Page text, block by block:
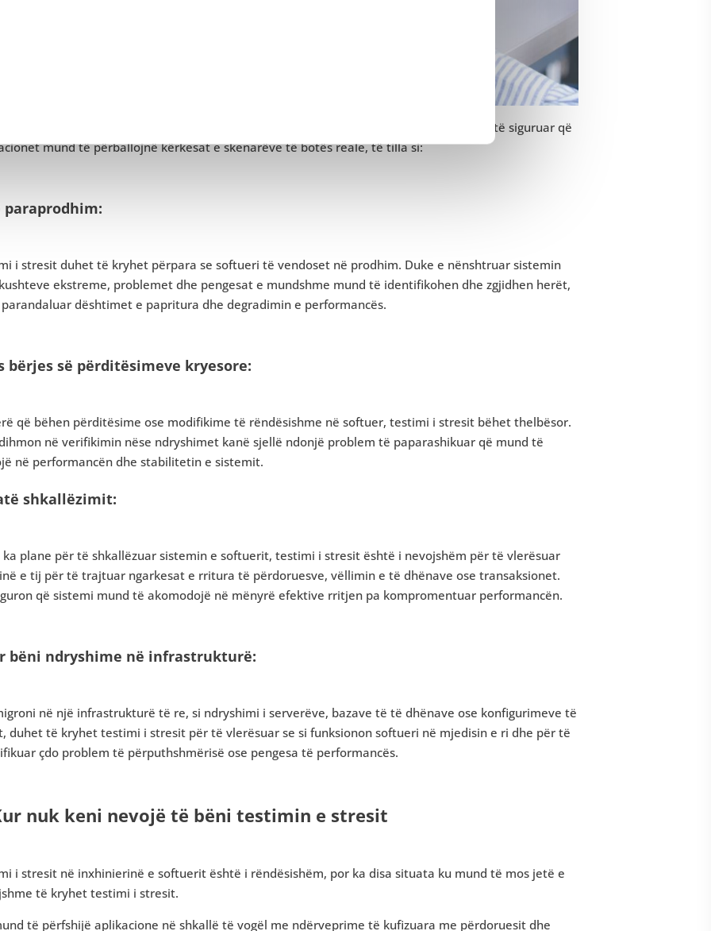
i stresit duhet të kryhet në faza specifike të ciklit jetësor të zhvillimit të softuerit për të siguruar që
mund të përballojnë kërkesat e skenarëve të botës reale, të tilla si:
paraprodhim:
i stresit duhet të kryhet përpara se softueri të vendoset në prodhim. Duke e nënshtruar sistemin
ekstreme, problemet dhe pengesat e mundshme mund të identifikohen dhe zgjidhen herët,
dështimet e papritura dhe degradimin e performancës.
bërjes së përditësimeve kryesore:
që bëhen përditësime ose modifikime të rëndësishme në softuer, testimi i stresit bëhet thelbësor.
në verifikimin nëse ndryshimet kanë sjellë ndonjë problem të paparashikuar që mund të
në performancën dhe stabilitetin e sistemit.
shkallëzimit:
ka plane për të shkallëzuar sistemin e softuerit, testimi i stresit është i nevojshëm për të vlerësuar
e tij për të trajtuar ngarkesat e rritura të përdoruesve, vëllimin e të dhënave ose transaksionet.
që sistemi mund të akomodojë në mënyrë efektive rritjen pa kompromentuar performancën.
bëni ndryshime në infrastrukturë:
në një infrastrukturë të re, si ndryshimi i serverëve, bazave të të dhënave ose konfigurimeve të
duhet të kryhet testimi i stresit për të vlerësuar se si funksionon softueri në mjedisin e ri dhe për të
çdo problem të përputhshmërisë ose pengesa të performancës.
nuk keni nevojë të bëni testimin e stresit
i stresit në inxhinierinë e softuerit është i rëndësishëm, por ka disa situata ku mund të mos jetë e
të kryhet testimi i stresit.
të përfshijë aplikacione në shkallë të vogël me ndërveprime të kufizuara me përdoruesit dhe